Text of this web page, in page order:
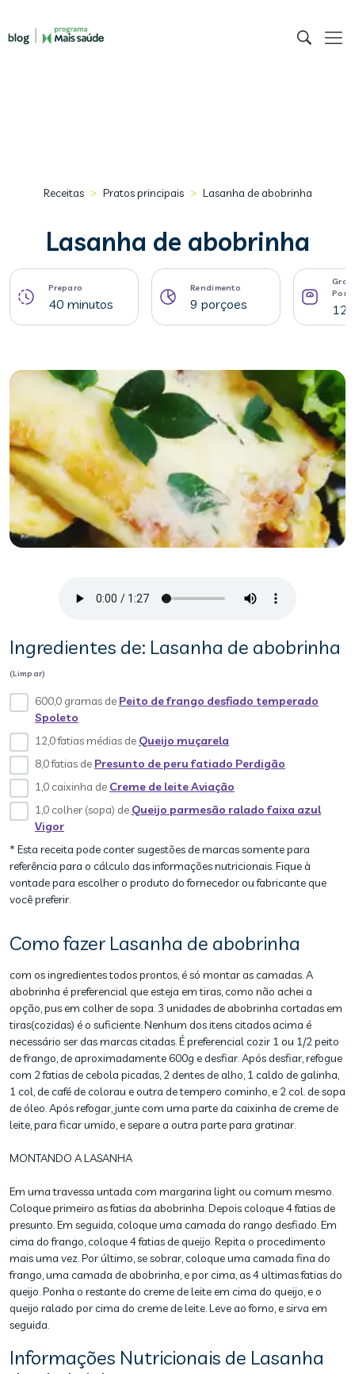
Receitas > Pratos principais > Lasanha de abobrinha
Lasanha de abobrinha
Preparo
40 minutos
Rendimento
9 porçoes
Ingredientes de: Lasanha de abobrinha
(Limpar)
600,0 gramas de Peito de frango desfiado temperado
Spoleto
12,0 fatias médias de Queijo muçarela
8,0 fatias de Presunto de peru fatiado Perdigão
1,0 caixinha de Creme de leite Aviação
1,0 colher (sopa) de Queijo parmesão ralado faixa azul
Vigor
* Esta receita pode conter sugestões de marcas somente para
referência para o cálculo das informações nutricionais. Fique à
vontade para escolher o produto do fornecedor ou fabricante que
você preferir.
Como fazer Lasanha de abobrinha
com os ingredientes todos prontos, é só montar as camadas. A
abobrinha é preferencial que esteja em tiras, como não achei a
opção, pus em colher de sopa. 3 unidades de abobrinha cortadas em
tiras(cozidas) é o suficiente. Nenhum dos itens citados acima é
necessário ser das marcas citadas. É preferencial cozir 1 ou 1/2 peito
de frango, de aproximadamente 600g e desfiar. Após desfiar, refogue
com 2 fatias de cebola picadas, 2 dentes de alho, 1 caldo de galinha,
1 col, de café de colorau e outra de tempero cominho, e 2 col. de sopa
de óleo. Após refogar, junte com uma parte da caixinha de creme de
leite, para ficar umido, e separe a outra parte para gratinar.
MONTANDO A LASANHA
Em uma travessa untada com margarina light ou comum mesmo.
Coloque primeiro as fatias da abobrinha. Depois coloque 4 fatias de
presunto. Em seguida, coloque uma camada do rango desfiado. Em
cima do frango, coloque 4 fatias de queijo. Repita o procedimento
mais uma vez. Por último, se sobrar, coloque uma camada fina do
frango, uma camada de abobrinha, e por cima, as 4 ultimas fatias do
queijo. Ponha o restante do creme de leite em cima do queijo, e o
queijo ralado por cima do creme de leite. Leve ao forno, e sirva em
seguida.
Informações Nutricionais de Lasanha